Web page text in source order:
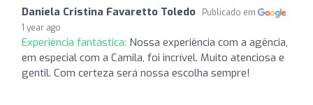
Daniela Cristina Favaretto Toledo
Publicado em
1 year ago
Experiência fantástica: Nossa experiência com a agência,
em especial com a Camila, foi incrível. Muito atenciosa e
gentil. Com certeza será nossa escolha sempre!